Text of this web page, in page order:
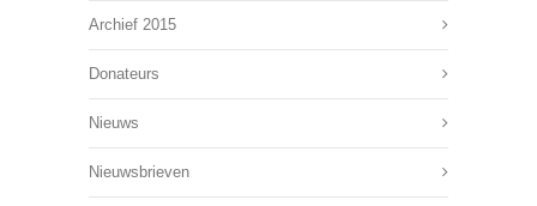
Archief 2015
Donateurs
Nieuws
Nieuwsbrieven